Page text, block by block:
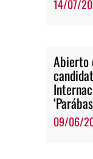
14/07/
Abierto
09/06/